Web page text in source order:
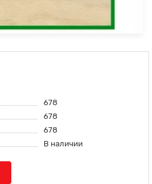
678
678
678
В наличии